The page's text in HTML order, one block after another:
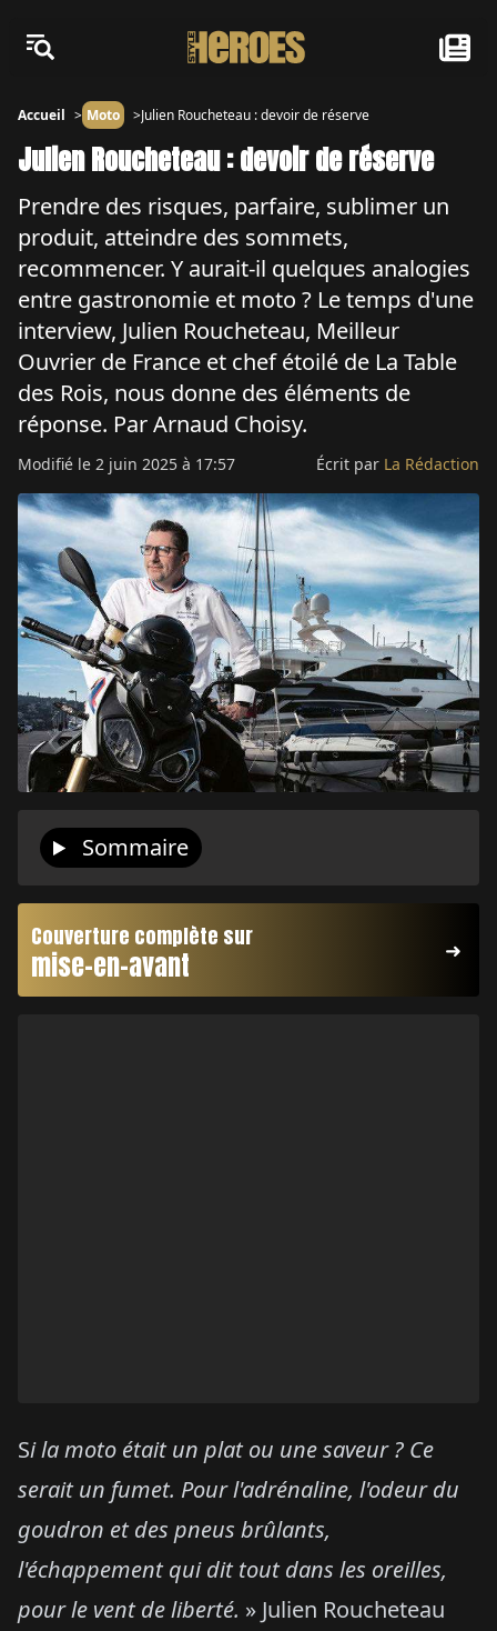
Accueil Moto Julien Roucheteau : devoir de réserve
Julien Roucheteau : devoir de réserve
Prendre des risques, parfaire, sublimer un
produit, atteindre des sommets,
recommencer. Y aurait-il quelques analogies
entre gastronomie et moto ? Le temps d'une
interview, Julien Roucheteau, Meilleur
Ouvrier de France et chef étoilé de La Table
des Rois, nous donne des éléments de
réponse. Par Arnaud Choisy.
Modifié le 2 juin 2025 à 17:57 Écrit par La Rédaction
Sommaire
Couverture complète sur
mise-en-avant
Si la moto était un plat ou une saveur ? Ce
serait un fumet. Pour l'adrénaline, l'odeur du
goudron et des pneus brûlants,
l'échappement qui dit tout dans les oreilles,
pour le vent de liberté. » Julien Roucheteau